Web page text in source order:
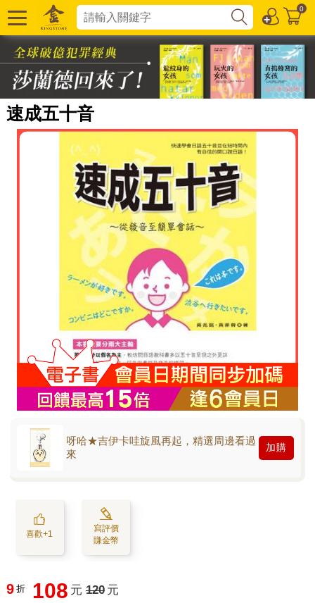
0
速成五十音
呀哈★吉伊卡哇旋風再起，精選周邊看過
來
加購
喜歡+1
寫評價
賺金幣
9 折 108 元 120 元